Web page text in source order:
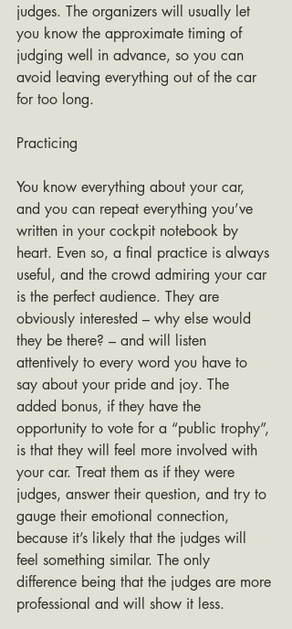
judges. The organizers will usually let
you know the approximate timing of
judging well in advance, so you can
avoid leaving everything out of the car
for too long.
Practicing
You know everything about your car,
and you can repeat everything you’ve
written in your cockpit notebook by
heart. Even so, a final practice is always
useful, and the crowd admiring your car
is the perfect audience. They are
obviously interested – why else would
they be there? – and will listen
attentively to every word you have to
say about your pride and joy. The
added bonus, if they have the
opportunity to vote for a “public trophy”,
is that they will feel more involved with
your car. Treat them as if they were
judges, answer their question, and try to
gauge their emotional connection,
because it’s likely that the judges will
feel something similar. The only
difference being that the judges are more
professional and will show it less.